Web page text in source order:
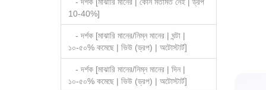
10-40%]
- দর্শক [মাঝারি মানের/নিম্ন মানের | ঘন্টা |
১০-৫০% কমেছে | ভিউ (ড্রপ) | অটোস্টার্ট]
- দর্শক [মাঝারি মানের/নিম্ন মানের | দিন |
১০-৫০% কমেছে | ভিউ (ড্রপ) | অটোস্টার্ট]